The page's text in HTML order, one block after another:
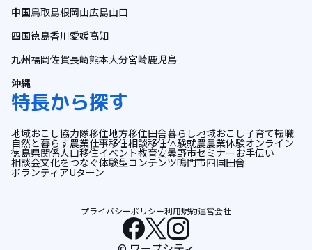
中国鳥取島根岡山広島山口
四国徳島香川愛媛高知
九州福岡佐賀長崎熊本大分宮崎鹿児島
沖縄
特長から探す
地域おこし協力隊移住地方移住田舎暮らし地域おこし子育て転職
自然と暮らす農業仕事移住相談移住体験就農農業体験オンライン
徳島県関係人口移住イベント教育安曇野市セミナーお手伝い
相談会文化をつなぐ体験型コンテンツ鳴門市四国田舎
ボランティアUターン
プライバシーポリシー利用規約運営会社